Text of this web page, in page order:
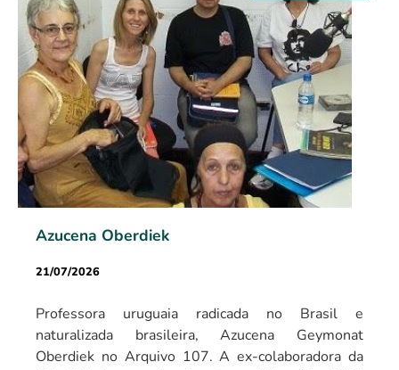
Azucena Oberdiek
21/07/2026
Professora uruguaia radicada no Brasil e
naturalizada brasileira, Azucena Geymonat
Oberdiek no Arquivo 107. A ex-colaboradora da